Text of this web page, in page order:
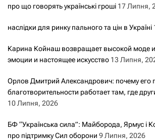
про що говорять українські гроші 17 Липня,
наслідки для ринку пального та цін в Україні
Карина Койнаш возвращает высокой моде
эмоции и настоящее искусство 13 Липня,
Орлов Дмитрий Александрович: почему его
благотворительности работает там, где
10 Липня, 2026
БФ “Українська сила”: Майборода, Ярмус і
про підтримку Сил оборони 9 Липня, 2026